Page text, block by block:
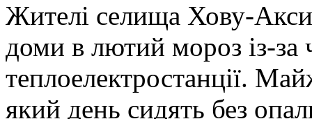
Жителі селища Хову-
доми в лютий мороз із-за
теплоелектростанції.
який день сидять без